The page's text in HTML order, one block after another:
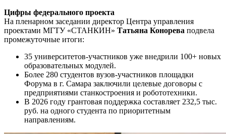
Цифры федерального проекта
На пленарном заседании директор Центра управления
проектами МГТУ «СТАНКИН» Татьяна Конорева подвела
промежуточные итоги:
35 университетов-участников уже внедрили 100+ новых
образовательных модулей.
Более 280 студентов вузов-участников площадки
Форума в г. Самара заключили целевые договоры с
предприятиями станкостроения и робототехники.
В 2026 году грантовая поддержка составляет 232,5 тыс.
руб. на одного студента по приоритетным
направлениям.